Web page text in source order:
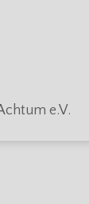
e.V.